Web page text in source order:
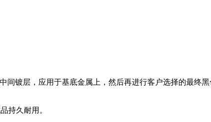
间镀层，应用于基底金属上，然后再进行客户选择的最
持久耐用。